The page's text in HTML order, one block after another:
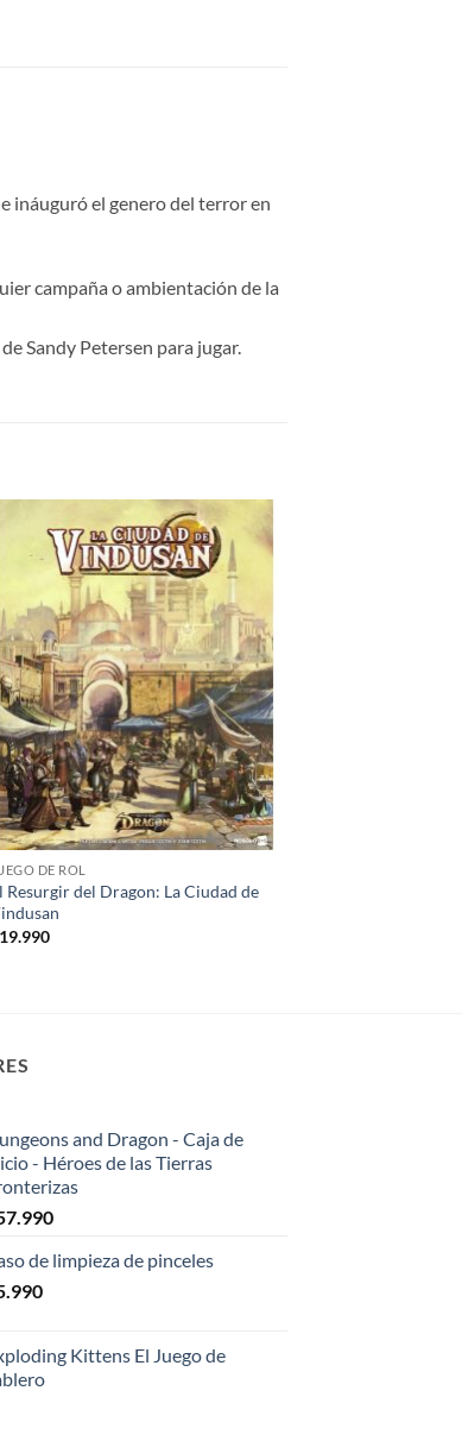
ináuguró el genero del terror en
campaña o ambientación de la
Sandy Petersen para jugar.
Añadir
a la
deseos
DE ROL
Resurgir del Dragon: La Ciudad de
and Dragon - Caja de
- Héroes de las Tierras
de limpieza de pinceles
Kittens El Juego de